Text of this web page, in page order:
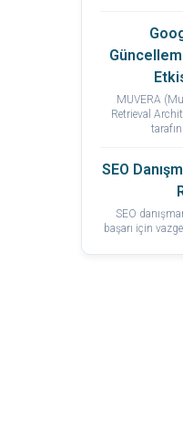
MUVERA
Retrieval
SEO
SEO
başarı için